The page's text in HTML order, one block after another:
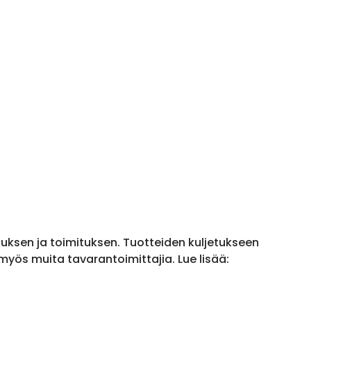
ja toimituksen. Tuotteiden kuljetukseen
muita tavarantoimittajia. Lue lisää: